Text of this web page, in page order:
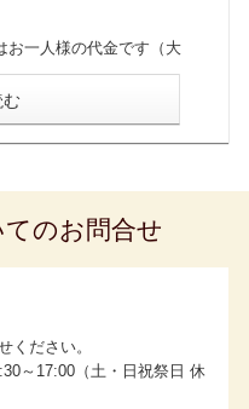
お一人様の代金です（大
申し込みの際には「My
らせください。
粉ミルク、離乳食、アレル
室には限りがございます。
て
プテンズスイート、パノラ
ドを使用して3人利用が可能
ドシップスイートは備え付
む
のお問合せ
ください。
～17:00（土・日祝祭日 休